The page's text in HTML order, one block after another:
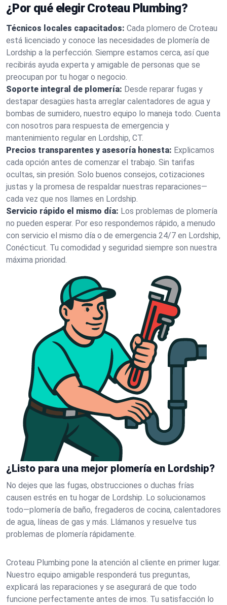
¿Por qué elegir Croteau Plumbing?
Técnicos locales capacitados: Cada plomero de Croteau
está licenciado y conoce las necesidades de plomería de
Lordship a la perfección. Siempre estamos cerca, así que
recibirás ayuda experta y amigable de personas que se
preocupan por tu hogar o negocio.
Soporte integral de plomería: Desde reparar fugas y
destapar desagües hasta arreglar calentadores de agua y
bombas de sumidero, nuestro equipo lo maneja todo. Cuenta
con nosotros para respuesta de emergencia y
mantenimiento regular en Lordship, CT.
Precios transparentes y asesoría honesta: Explicamos
cada opción antes de comenzar el trabajo. Sin tarifas
ocultas, sin presión. Solo buenos consejos, cotizaciones
justas y la promesa de respaldar nuestras reparaciones—
cada vez que nos llames en Lordship.
Servicio rápido el mismo día: Los problemas de plomería
no pueden esperar. Por eso respondemos rápido, a menudo
con servicio el mismo día o de emergencia 24/7 en Lordship,
Conécticut. Tu comodidad y seguridad siempre son nuestra
máxima prioridad.
¿Listo para una mejor plomería en Lordship?
No dejes que las fugas, obstrucciones o duchas frías
causen estrés en tu hogar de Lordship. Lo solucionamos
todo—plomería de baño, fregaderos de cocina, calentadores
de agua, líneas de gas y más. Llámanos y resuelve tus
problemas de plomería rápidamente.
Croteau Plumbing pone la atención al cliente en primer lugar.
Nuestro equipo amigable responderá tus preguntas,
explicará las reparaciones y se asegurará de que todo
funcione perfectamente antes de irnos. Tu satisfacción lo